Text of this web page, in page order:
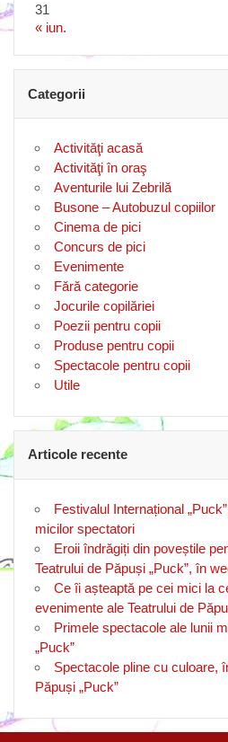
31
« iun.
Categorii
Activităţi acasă
Activităţi în oraş
Aventurile lui Zebrilă
Busone – Autobuzul copiilor
Cinema de pici
Concurs de pici
Evenimente
Fără categorie
Jocurile copilăriei
Poezii pentru copii
Produse pentru copii
Spectacole pentru copii
Utile
Articole recente
Festivalul Internațional
micilor spectatori
Eroii îndrăgiți din poveștile
Teatrului de Păpuși „Puck”, în
Ce îi așteaptă pe cei mici la
evenimente ale Teatrului de
Primele spectacole ale lunii
„Puck”
Spectacole pline cu culoare,
Păpuși „Puck”